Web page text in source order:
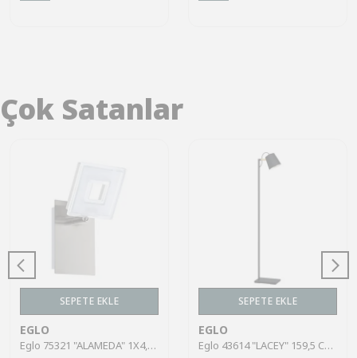
Çok Satanlar
SEPETE EKLE
EGLO
Eglo 75321 "ALAMEDA" 1X4,5W Çelik Nikel Mat Sıva Üstü Spot
SEPETE EKLE
EGLO
Eglo 43614 "LACEY" 159,5 Cm Yüksekliğinde Çelik, Ahşap Köşe Lambası Lambader